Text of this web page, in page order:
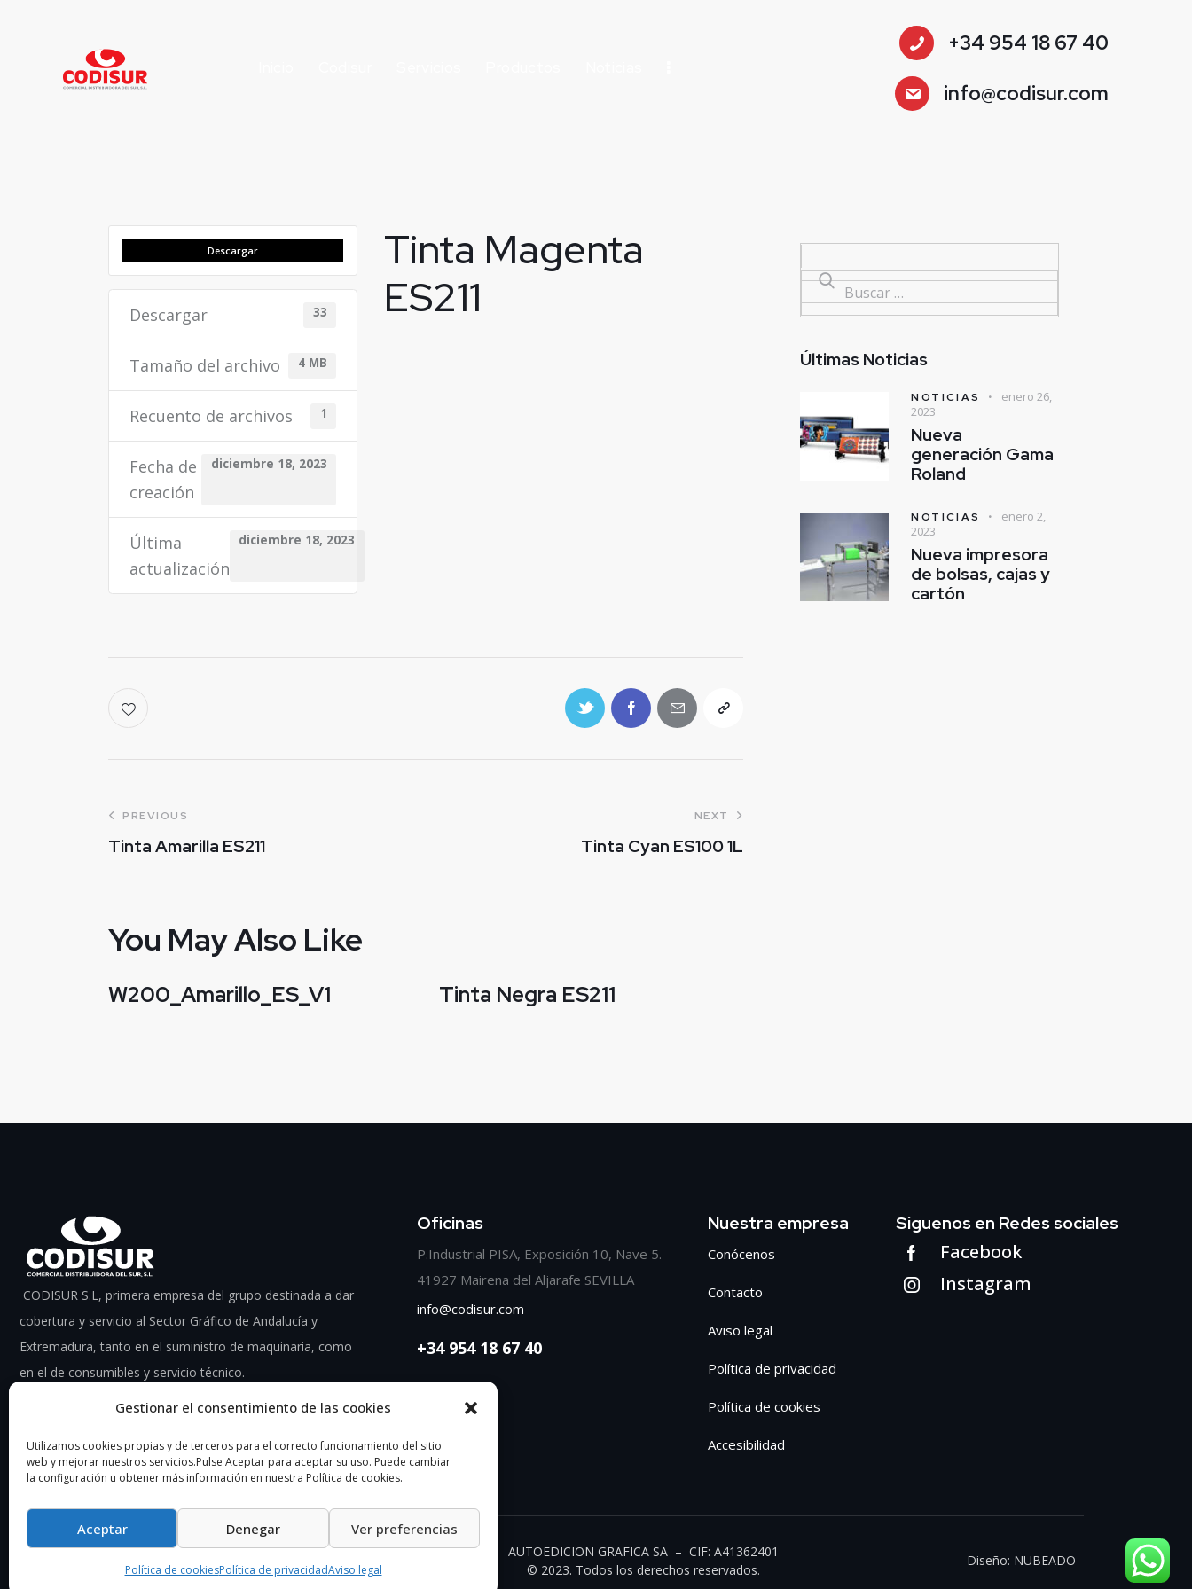
Gestionar el consentimiento de las cookies
Utilizamos cookies propias y de terceros para el correcto funcionamiento del sitio
web y mejorar nuestros servicios.Pulse Aceptar para aceptar su uso. Puede cambiar
la configuración u obtener más información en nuestra Política de cookies.
Aceptar Denegar Ver preferencias
Política de cookiesPolítica de privacidadAviso legal
+34 954 18 67 40
info@codisur.com
Descargar
Descargar 33
Tamaño del archivo 4 MB
Recuento de archivos 1
Fecha de
creación
diciembre 18, 2023
Última
actualización
diciembre 18, 2023
Tinta Magenta
ES211
PREVIOUS
Tinta Amarilla ES211
NEXT
Tinta Cyan ES100 1L
You May Also Like
W200_Amarillo_ES_V1 Tinta Negra ES211
Últimas Noticias
NOTICIAS
enero 26,
2023
Nueva
generación Gama
Roland
NOTICIAS
enero 2,
2023
Nueva impresora
de bolsas, cajas y
cartón
CODISUR S.L, primera empresa del grupo destinada a dar
cobertura y servicio al Sector Gráfico de Andalucía y
Extremadura, tanto en el suministro de maquinaria, como
en el de consumibles y servicio técnico.
Oficinas
P.Industrial PISA, Exposición 10, Nave 5.
41927 Mairena del Aljarafe SEVILLA
info@codisur.com
+34 954 18 67 40
Nuestra empresa
Conócenos
Contacto
Aviso legal
Política de privacidad
Política de cookies
Accesibilidad
Síguenos en Redes sociales
Facebook
Instagram
AUTOEDICION GRAFICA SA – CIF: A41362401
© 2023. Todos los derechos reservados.
Diseño: NUBEADO